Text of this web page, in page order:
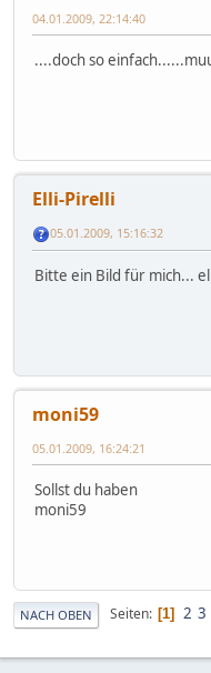
04.01.2009, 22:14:40
....doch so
Elli-Pirelli
05.01.2009, 15:16:32
Bitte ein Bild für mich...
moni59
05.01.2009, 16:24:21
Sollst du haben
moni59
NACH OBEN Seiten 1 2 3